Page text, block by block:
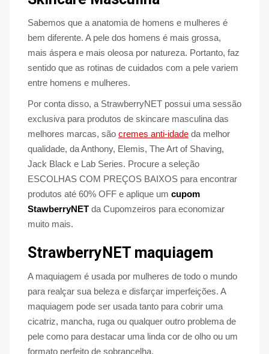
Sabemos que a anatomia de homens e mulheres é
bem diferente. A pele dos homens é mais grossa,
mais áspera e mais oleosa por natureza. Portanto, faz
sentido que as rotinas de cuidados com a pele variem
entre homens e mulheres.
Por conta disso, a StrawberryNET possui uma sessão
exclusiva para produtos de skincare masculina das
melhores marcas, são cremes anti-idade da melhor
qualidade, da Anthony, Elemis, The Art of Shaving,
Jack Black e Lab Series. Procure a seleção
ESCOLHAS COM PREÇOS BAIXOS para encontrar
produtos até 60% OFF e aplique um cupom
StawberryNET da Cupomzeiros para economizar
muito mais.
StrawberryNET maquiagem
A maquiagem é usada por mulheres de todo o mundo
para realçar sua beleza e disfarçar imperfeições. A
maquiagem pode ser usada tanto para cobrir uma
cicatriz, mancha, ruga ou qualquer outro problema de
pele como para destacar uma linda cor de olho ou um
formato perfeito de sobrancelha.